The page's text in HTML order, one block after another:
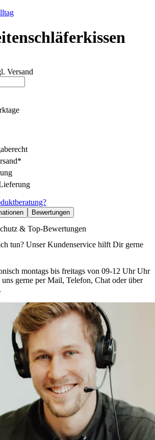
Versand
Bewertungen
& Top-Bewertungen
tun? Unser Kundenservice hilft Dir gerne
montags bis freitags von 09-12 Uhr Uhr
gerne per Mail, Telefon, Chat oder über